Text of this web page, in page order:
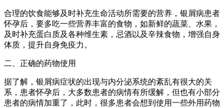
合理的饮食能够及时补充生命活动所需要的营养，银屑病患者
怀孕后，要多吃一些营养丰富的食物，如新鲜的蔬菜、水果，
及时补充蛋白质及各种维生素，忌酒以及辛辣食物，增强自身
体质，提升自身免疫力。
二、正确的药物使用
据了解，银屑病症状的出现与内分泌系统的紊乱有很大的关
系，患者怀孕后，大多数患者的病情有所缓解，但也有小部分
患者的病情加重了，此时，很多患者会想到使用一些外用药物